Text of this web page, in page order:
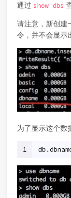
通过 show dbs
请注意，新创建
令，并不会显示
为了显示这个数
1